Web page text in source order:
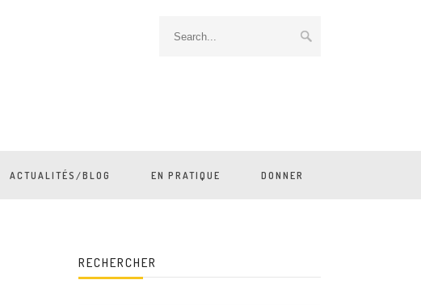
ACTUALITÉS/BLOG EN PRATIQUE DONNER
RECHERCHER